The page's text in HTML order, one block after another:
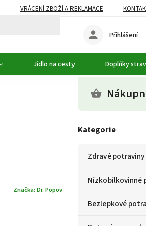
VRÁCENÍ ZBOŽÍ A REKLAMACE
Přihlášení
Jídlo na cesty Doplňky
Kategorie
Zdravé potraviny
Nízkobílkovinné
Bezlepkové
Značka: Dr. Popov